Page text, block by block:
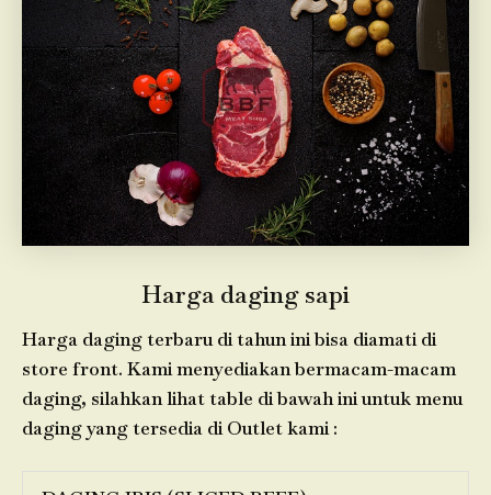
Harga daging sapi
Harga daging terbaru di tahun ini bisa diamati di
store front. Kami menyediakan bermacam-macam
daging, silahkan lihat table di bawah ini untuk menu
daging yang tersedia di Outlet kami :